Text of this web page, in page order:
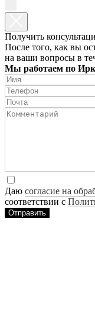
Получить
После того, как вы
на ваши вопросы в
Мы работаем по
Даю согласие на
соответствии с
Отправить